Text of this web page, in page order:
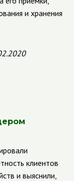
и хранения
клиентов
и выяснили,